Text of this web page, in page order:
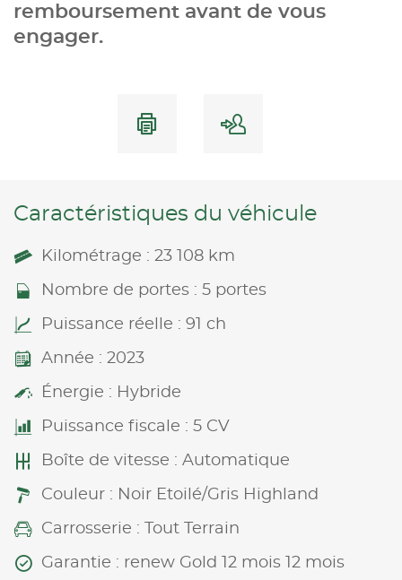
remboursement avant de vous
engager.
Caractéristiques du véhicule
Kilométrage : 23 108 km
Nombre de portes : 5 portes
Puissance réelle : 91 ch
Année : 2023
Énergie : Hybride
Puissance fiscale : 5 CV
Boîte de vitesse : Automatique
Couleur : Noir Etoilé/Gris Highland
Carrosserie : Tout Terrain
Garantie : renew Gold 12 mois 12 mois